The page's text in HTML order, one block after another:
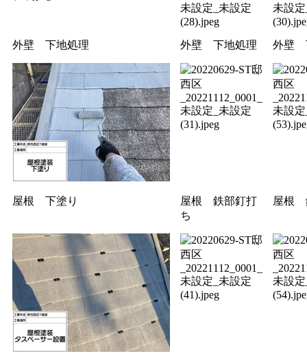
外壁 下地処理 外壁 下地処理 外壁
屋根 下塗り
屋根 鉄部釘打
ち
屋根